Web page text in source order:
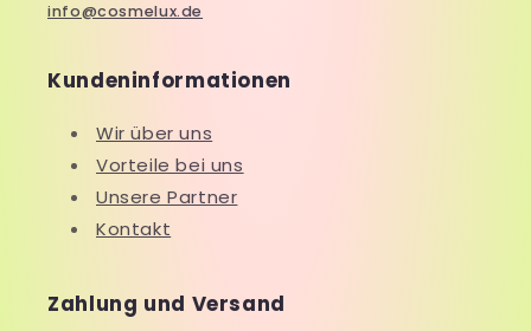
info@cosmelux.de
Kundeninformationen
Wir über uns
Vorteile bei uns
Unsere Partner
Kontakt
Zahlung und Versand